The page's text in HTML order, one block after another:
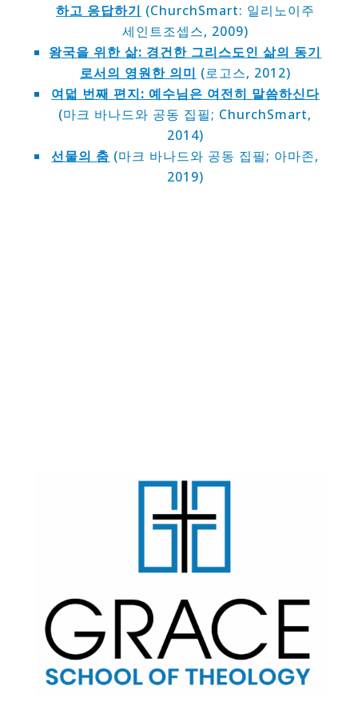
하고 응답하기 (ChurchSmart: 일리노이주
세인트조셉스, 2009)
왕국을 위한 삶: 경건한 그리스도인 삶의 동기
로서의 영원한 의미 (로고스, 2012)
여덟 번째 편지: 예수님은 여전히 말씀하신다
(마크 바나드와 공동 집필; ChurchSmart,
2014)
선물의 춤 (마크 바나드와 공동 집필; 아마존,
2019)